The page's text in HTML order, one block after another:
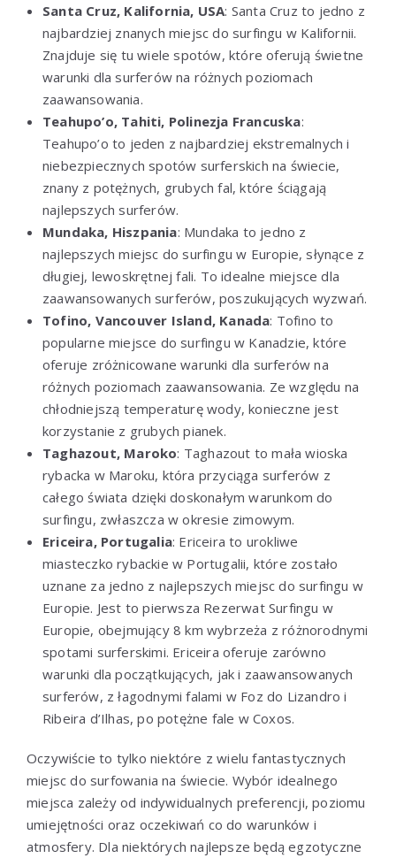
Santa Cruz, Kalifornia, USA: Santa Cruz to jedno z
najbardziej znanych miejsc do surfingu w Kalifornii.
Znajduje się tu wiele spotów, które oferują świetne
warunki dla surferów na różnych poziomach
zaawansowania.
Teahupo’o, Tahiti, Polinezja Francuska:
Teahupo’o to jeden z najbardziej ekstremalnych i
niebezpiecznych spotów surferskich na świecie,
znany z potężnych, grubych fal, które ściągają
najlepszych surferów.
Mundaka, Hiszpania: Mundaka to jedno z
najlepszych miejsc do surfingu w Europie, słynące z
długiej, lewoskrętnej fali. To idealne miejsce dla
zaawansowanych surferów, poszukujących wyzwań.
Tofino, Vancouver Island, Kanada: Tofino to
popularne miejsce do surfingu w Kanadzie, które
oferuje zróżnicowane warunki dla surferów na
różnych poziomach zaawansowania. Ze względu na
chłodniejszą temperaturę wody, konieczne jest
korzystanie z grubych pianek.
Taghazout, Maroko: Taghazout to mała wioska
rybacka w Maroku, która przyciąga surferów z
całego świata dzięki doskonałym warunkom do
surfingu, zwłaszcza w okresie zimowym.
Ericeira, Portugalia: Ericeira to urokliwe
miasteczko rybackie w Portugalii, które zostało
uznane za jedno z najlepszych miejsc do surfingu w
Europie. Jest to pierwsza Rezerwat Surfingu w
Europie, obejmujący 8 km wybrzeża z różnorodnymi
spotami surferskimi. Ericeira oferuje zarówno
warunki dla początkujących, jak i zaawansowanych
surferów, z łagodnymi falami w Foz do Lizandro i
Ribeira d’Ilhas, po potężne fale w Coxos.
Oczywiście to tylko niektóre z wielu fantastycznych
miejsc do surfowania na świecie. Wybór idealnego
miejsca zależy od indywidualnych preferencji, poziomu
umiejętności oraz oczekiwań co do warunków i
atmosfery. Dla niektórych najlepsze będą egzotyczne